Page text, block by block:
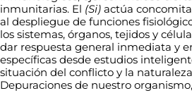
inmunitarias. El (Si) actúa
al despliegue de funciones
los sistemas, órganos, tejidos y
dar respuesta general inmediata y
específicas desde estudios
situación del conflicto y la
Depuraciones de nuestro